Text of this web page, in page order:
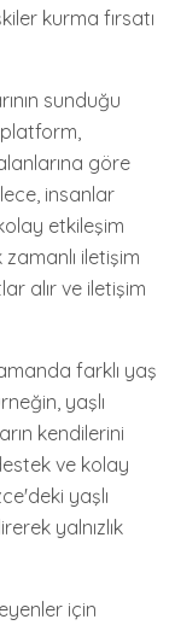
kurma fırsatı
sunduğu
göre
insanlar
etkileşim
iletişim
alır ve iletişim
farklı yaş
yaşlı
kendilerini
ve kolay
yaşlı
yalnızlık
için